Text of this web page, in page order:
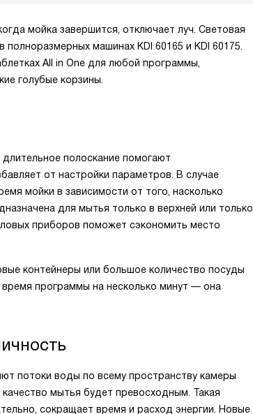
мойка завершится, отключает луч. Световая
машинах KDI 60165 и KDI 60175.
All in One для любой программы,
голубые корзины.
полоскание помогают
от настройки параметров. В случае
мойки в зависимости от того, насколько
для мытья только в верхней или только
приборов поможет сэкономить место
контейнеры или большое количество посуды
программы на несколько минут — она
потоки воды по всему пространству камеры
мытья будет превосходным. Такая
сокращает время и расход энергии. Новые